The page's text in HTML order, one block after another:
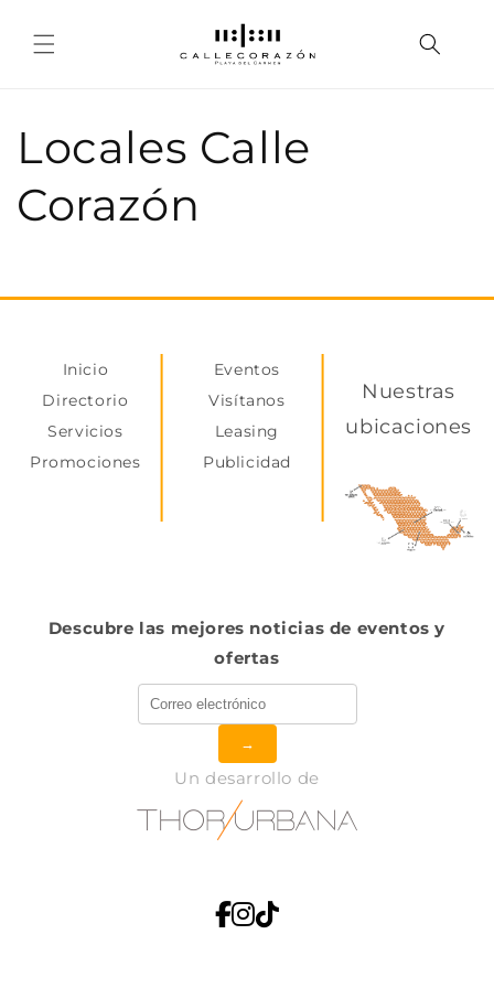
content
Locales Calle
Corazón
Inicio
Directorio
Servicios
Promociones
Eventos
Visítanos
Leasing
Publicidad
Nuestras
ubicaciones
Descubre las mejores noticias de eventos y
ofertas
→
Un desarrollo de